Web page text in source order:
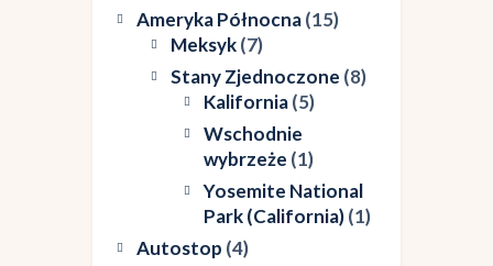
Ameryka Północna(15)
Meksyk(7)
Stany Zjednoczone (8)
Kalifornia(5)
Wschodnie
wybrzeże (1)
Yosemite National
Park (California)(1)
Autostop (4)